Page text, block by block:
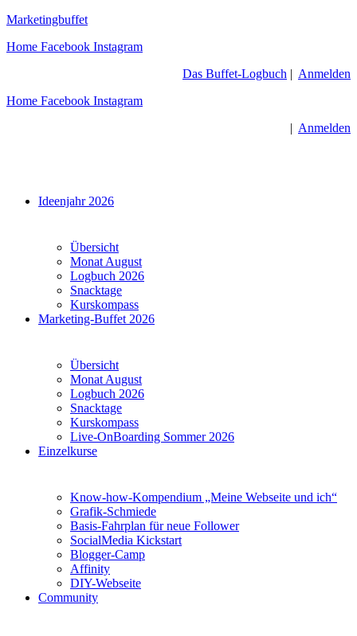
Zum
springen
Marketingbuffet
Home Facebook Instagram
Das Buffet-Logbuch | Anmelden
Home Facebook Instagram
| Anmelden
Menü Ideenjahr 2026
Übersicht
Monat August
Logbuch 2026
Snacktage
Kurskompass
Marketing-Buffet 2026
Übersicht
Monat August
Logbuch 2026
Snacktage
Kurskompass
Live-OnBoarding Sommer 2026
Einzelkurse
Know-how-Kompendium „Meine Webseite und ich“
Grafik-Schmiede
Basis-Fahrplan für neue Follower
SocialMedia Kickstart
Blogger-Camp
Affinity
DIY-Webseite
Community